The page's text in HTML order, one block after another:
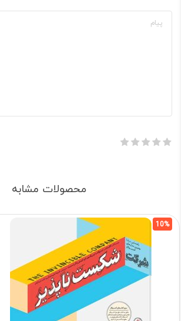
محصولات مشابه
10%